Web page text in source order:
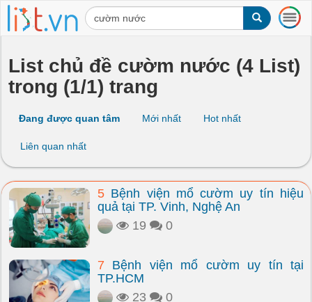
T
o
l
a
t
List chủ đề cườm nước (4 List)
trong (1/1) trang
Đang được quan tâm Mới nhất Hot nhất
Liên quan nhất
5 Bệnh viện mổ cườm uy tín hiệu
quả tại TP. Vinh, Nghệ An
19
0
7 Bệnh viện mổ cườm uy tín tại
TP.HCM
23
0